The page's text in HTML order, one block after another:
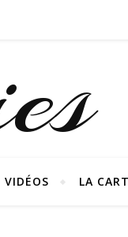
VIDÉOS LA